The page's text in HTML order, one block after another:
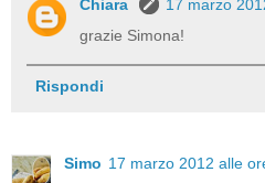
Chiara
17 marzo
grazie Simona!
Rispondi
Simo 17 marzo 2012 alle